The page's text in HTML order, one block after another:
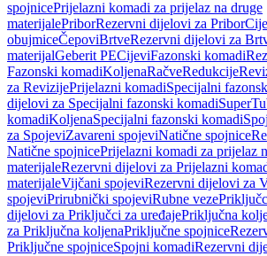
spojnicePrijelazni komadi za prijelaz na druge
materijalePriborRezervni dijelovi za Pribor
obujmiceČepoviBrtveRezervni dijelovi za
materijalGeberit PECijeviFazonski komadi
Fazonski komadiKoljenaRačveRedukcije
za RevizijePrijelazni komadiSpecijalni
dijelovi za Specijalni fazonski komadi
komadiKoljenaSpecijalni fazonski komadi
za SpojeviZavareni spojeviNatične spojnice
Natične spojnicePrijelazni komadi za prijelaz
materijaleRezervni dijelovi za Prijelazni
materijaleVijčani spojeviRezervni dijelovi za
spojeviPrirubnički spojeviRubne veze
dijelovi za Priključci za uređajePriključna
za Priključna koljenaPriključne spojnice
Priključne spojniceSpojni komadiRezervni